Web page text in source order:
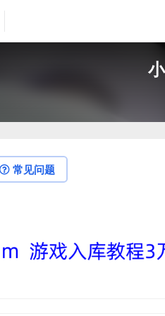
常见问题